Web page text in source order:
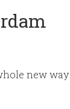
new